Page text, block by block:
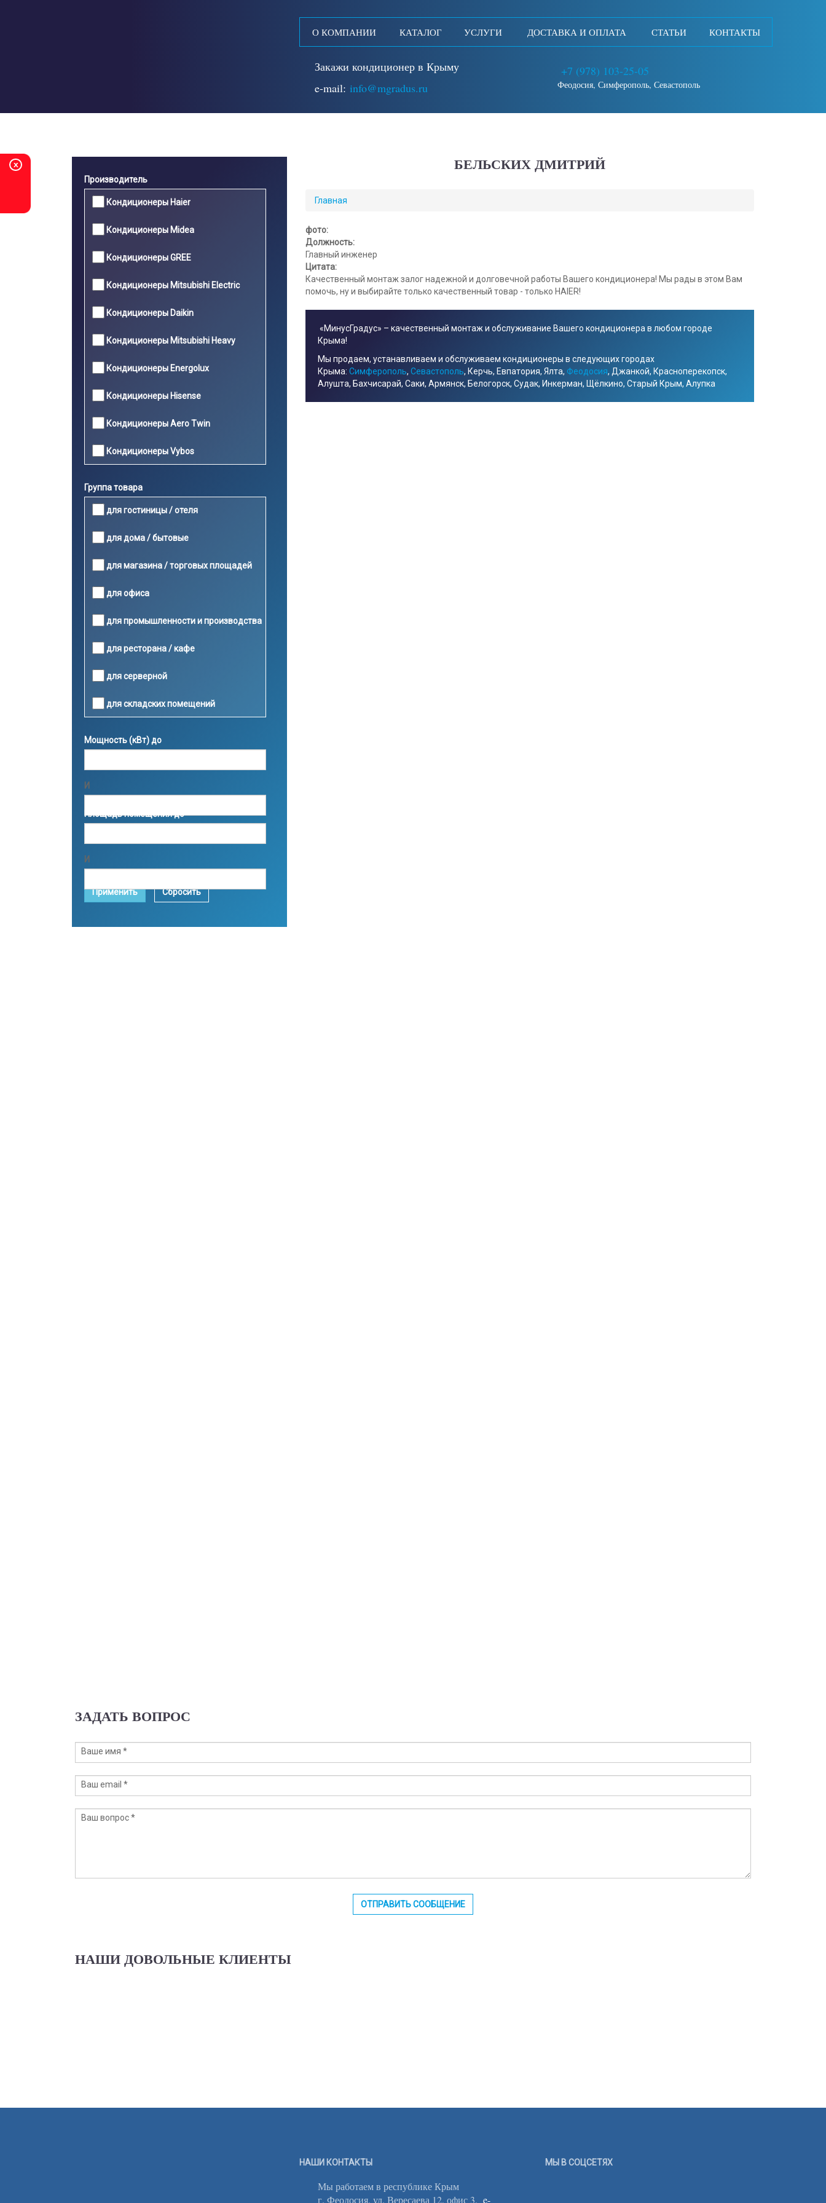
x
О КОМПАНИИ КАТАЛОГ УСЛУГИ ДОСТАВКА И ОПЛАТА СТАТЬИ КОНТАКТЫ
Закажи кондиционер в Крыму
e-mail: info@mgradus.ru
+7 (978) 103-25-05
Феодосия, Симферополь, Севастополь
Производитель
Кондиционеры Haier
Кондиционеры Midea
Кондиционеры GREE
Кондиционеры Mitsubishi Electric
Кондиционеры Daikin
Кондиционеры Mitsubishi Heavy
Кондиционеры Energolux
Кондиционеры Hisense
Кондиционеры Aero Twin
Кондиционеры Vybos
Группа товара
для гостиницы / отеля
для дома / бытовые
для магазина / торговых площадей
для офиса
для промышленности и производства
для ресторана / кафе
для серверной
для складских помещений
Мощность (кВт) до
И
Площадь помещения до
И
Применить Сбросить
БЕЛЬСКИХ ДМИТРИЙ
ВЫ
Главная
фото:
Должность:
Главный инженер
Цитата:
Качественный монтаж залог надежной и долговечной работы Вашего кондиционера! Мы рады в этом Вам
помочь, ну и выбирайте только качественный товар - только HAIER!
«МинусГрадус» – качественный монтаж и обслуживание Вашего кондиционера в любом городе
Крыма!
Мы продаем, устанавливаем и обслуживаем кондиционеры в следующих городах
Крыма: Симферополь, Севастополь, Керчь, Евпатория, Ялта, Феодосия, Джанкой, Красноперекопск,
Алушта, Бахчисарай, Саки, Армянск, Белогорск, Судак, Инкерман, Щёлкино, Старый Крым, Алупка
ЗАДАТЬ ВОПРОС
Ваше имя *
Ваш email *
Ваш вопрос*
ОТПРАВИТЬ СООБЩЕНИЕ
НАШИ ДОВОЛЬНЫЕ КЛИЕНТЫ
НАШИ КОНТАКТЫ
Мы работаем в республике Крым
г. Феодосия, ул. Вересаева 12, офис 3. e-
МЫ В СОЦСЕТЯХ